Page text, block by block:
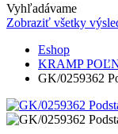
Vyhľadávame
Zobraziť všetky
Eshop
KRAMP
GK/0259362